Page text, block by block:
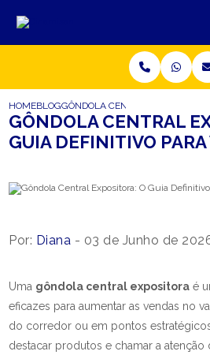
HOMEBLOGGÔNDOLA CENTRAL
GÔNDOLA CENTRAL
GUIA DEFINITIVO
Por: Diana - 03 de Junho de
Uma gôndola central expositora é
eficazes para aumentar as vendas no
do corredor ou em pontos
destacar produtos e chamar a